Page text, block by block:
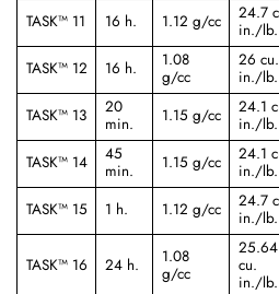
TASK™ 11
16 h. 1.12 g/cc
24.7
in./lb.
TASK™ 12
16 h.
1.08
g/cc
26 cu.
in./lb.
TASK™ 13
20
min.
1.15 g/cc
24.1
in./lb.
TASK™ 14
45
min.
1.15 g/cc
24.1
in./lb.
TASK™ 15
1 h. 1.12 g/cc
24.7
in./lb.
TASK™ 16 24 h.
1.08
g/cc
25.64
cu.
in./lb.